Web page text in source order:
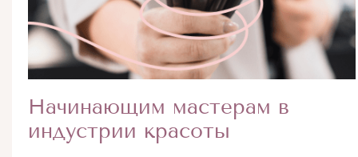
Начинающим мастерам в
индустрии красоты